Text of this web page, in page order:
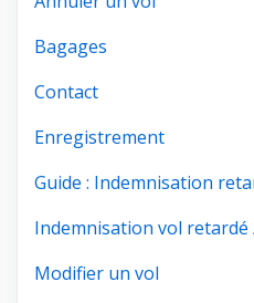
Bagages
Contact
Enregistrement
Guide : Indemnisation
Indemnisation vol retardé
Modifier un vol